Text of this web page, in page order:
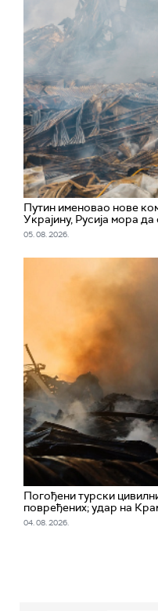
Путин именовао нове
Украјину, Русија мора
05. 08. 2026.
Погођени турски
повређених; удар на
04. 08. 2026.